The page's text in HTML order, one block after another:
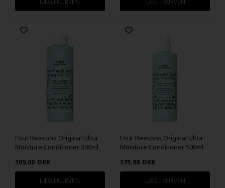
Four Reasons Original Ultra
Moisture Conditioner 300ml
109,00 DKK
Four Reasons Original Ultra
Moisture Conditioner 500ml
175,00 DKK